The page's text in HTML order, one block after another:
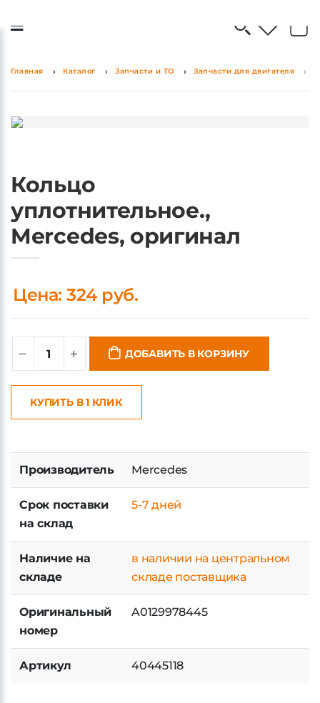
Главная Каталог Запчасти и ТО Запчасти для двигателя
Кольцо
уплотнительное.,
Mercedes, оригинал
Цена: 324 руб.
ДОБАВИТЬ В КОРЗИНУ
КУПИТЬ В 1 КЛИК
Производитель Mercedes
Срок поставки
на склад
5-7 дней
Наличие на
складе
в наличии на центральном
складе поставщика
Оригинальный
номер
A0129978445
Артикул 40445118